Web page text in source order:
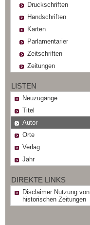
Druckschriften
Handschriften
Karten
Parlamentarier
Zeitschriften
Zeitungen
LISTEN
Neuzugänge
Titel
Autor
Orte
Verlag
Jahr
DIREKTE LINKS
Disclaimer Nutzung von
historischen Zeitungen